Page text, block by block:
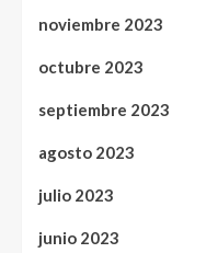
noviembre 2023
octubre 2023
septiembre 2023
agosto 2023
julio 2023
junio 2023